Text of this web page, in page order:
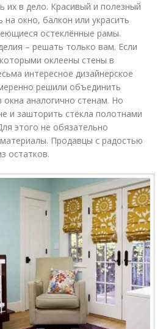
их в дело. Красивый и полезный
окно, балкон или украсить
остеклённые рамы.
– решать только вам. Если
оклеены стены в
интересное дизайнерское
решили объединить
окна аналогично стенам. Но
и зашторить стёкла полотнами
этого не обязательно
Продавцы с радостью
остатков.